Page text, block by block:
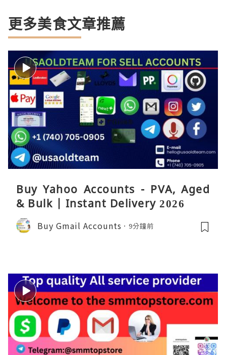
更多美食文章推薦
Buy Yahoo Accounts - PVA, Aged
& Bulk | Instant Delivery 2026
Buy Gmail Accounts 9分鐘前